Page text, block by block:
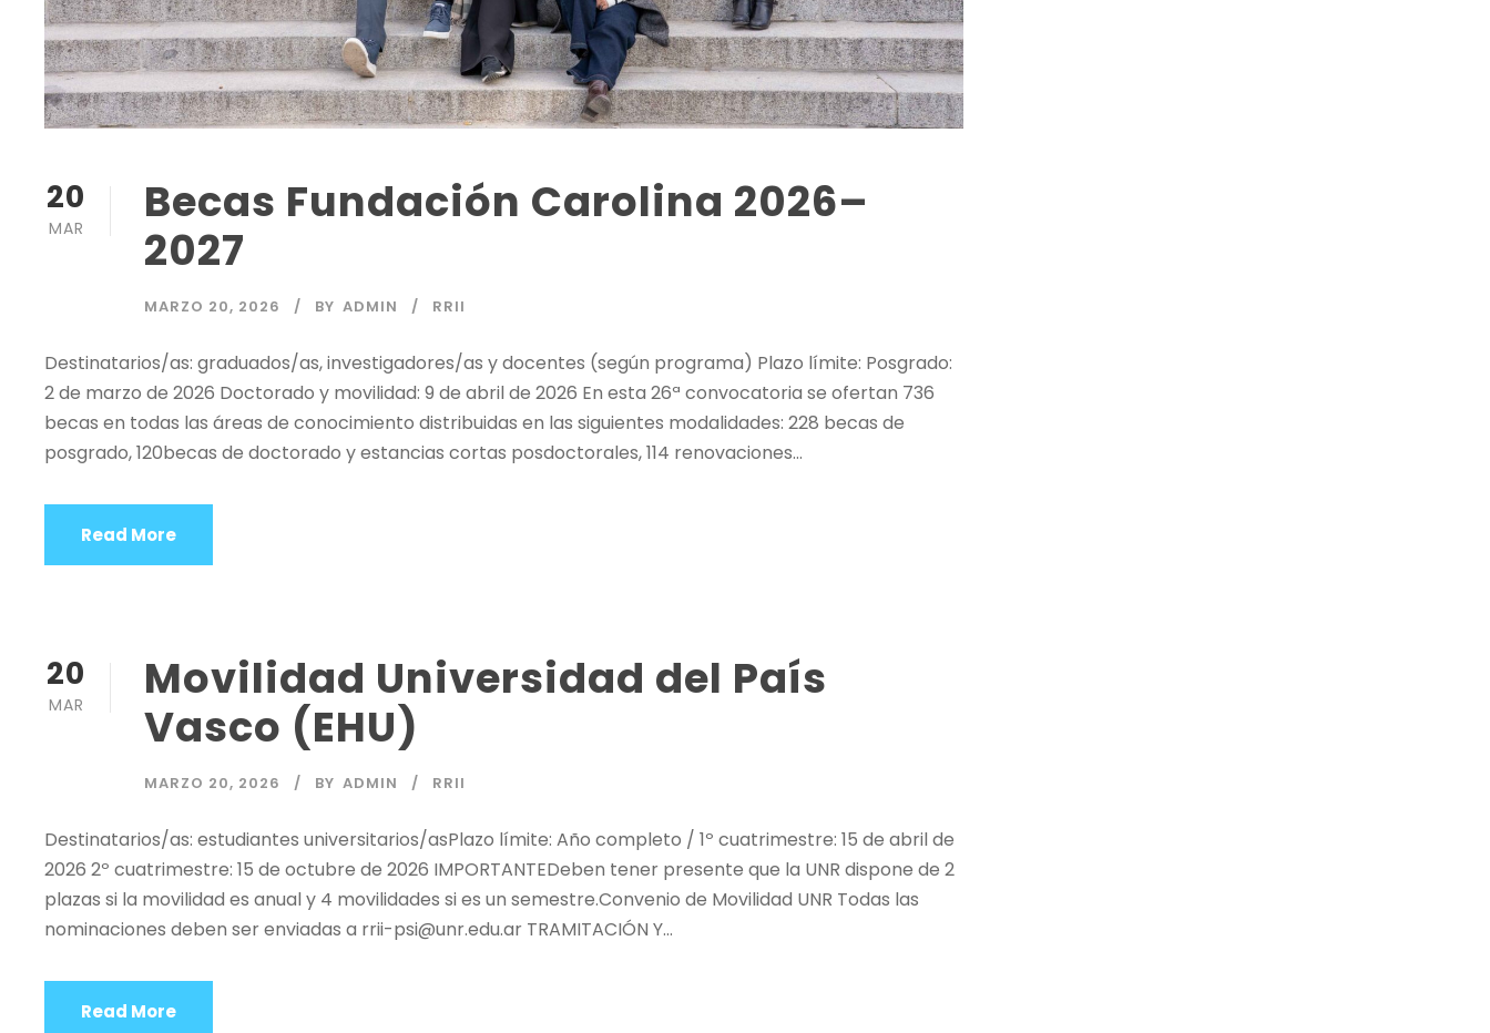
20
MAR
Becas Fundación Carolina 2026–
2027
MARZO 20, 2026 BY ADMIN RRII
Destinatarios/as: graduados/as, investigadores/as y docentes (según programa) Plazo límite: Posgrado:
2 de marzo de 2026 Doctorado y movilidad: 9 de abril de 2026 En esta 26ª convocatoria se ofertan 736
becas en todas las áreas de conocimiento distribuidas en las siguientes modalidades: 228 becas de
posgrado, 120becas de doctorado y estancias cortas posdoctorales, 114 renovaciones...
Read More
20
MAR
Movilidad Universidad del País
Vasco (EHU)
MARZO 20, 2026 BY ADMIN RRII
Destinatarios/as: estudiantes universitarios/asPlazo límite: Año completo / 1º cuatrimestre: 15 de abril de
2026 2º cuatrimestre: 15 de octubre de 2026 IMPORTANTEDeben tener presente que la UNR dispone de 2
plazas si la movilidad es anual y 4 movilidades si es un semestre.Convenio de Movilidad UNR Todas las
nominaciones deben ser enviadas a rrii-psi@unr.edu.ar TRAMITACIÓN Y...
Read More